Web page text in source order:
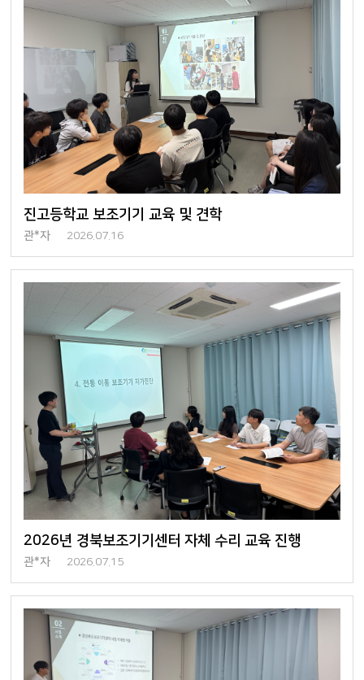
진고등학교 보조기기 교육 및 견학
관*자 2026.07.16
2026년 경북보조기기센터 자체 수리 교육 진행
관*자 2026.07.15